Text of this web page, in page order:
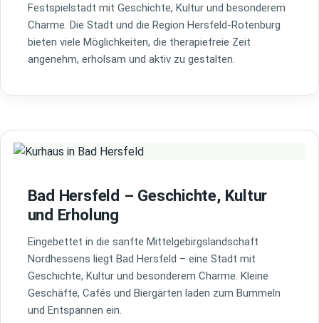
Festspielstadt mit Geschichte, Kultur und besonderem
Charme. Die Stadt und die Region Hersfeld-Rotenburg
bieten viele Möglichkeiten, die therapiefreie Zeit
angenehm, erholsam und aktiv zu gestalten.
Bad Hersfeld – Geschichte, Kultur
und Erholung
Eingebettet in die sanfte Mittelgebirgslandschaft
Nordhessens liegt Bad Hersfeld – eine Stadt mit
Geschichte, Kultur und besonderem Charme. Kleine
Geschäfte, Cafés und Biergärten laden zum Bummeln
und Entspannen ein.